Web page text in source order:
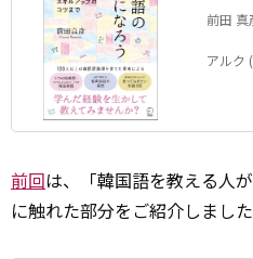
前田 真
アルク
前回は、「韓国語を教える人
に触れた部分をご紹介しました